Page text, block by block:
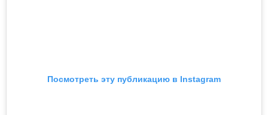
Посмотреть эту публикацию в Instagram